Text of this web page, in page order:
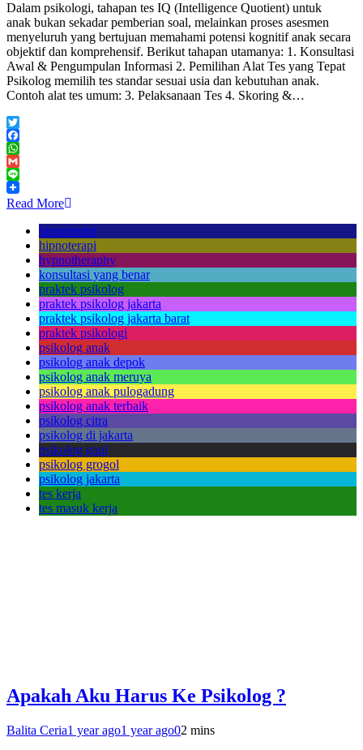
Dalam psikologi, tahapan tes IQ (Intelligence Quotient) untuk
anak bukan sekadar pemberian soal, melainkan proses asesmen
menyeluruh yang bertujuan memahami potensi kognitif anak secara
objektif dan komprehensif. Berikut tahapan utamanya: 1. Konsultasi
Awal & Pengumpulan Informasi 2. Pemilihan Alat Tes yang Tepat
Psikolog memilih tes standar sesuai usia dan kebutuhan anak.
Contoh alat tes umum: 3. Pelaksanaan Tes 4. Skoring &…
Twitter
Facebook
WhatsApp
Gmail
Line
Read More
hipnoterapi
hipnoterapi
hypnotheraphy
konsultasi yang benar
praktek psikolog
praktek psikolog jakarta
praktek psikolog jakarta barat
praktek psikologi
psikolog anak
psikolog anak depok
psikolog anak meruya
psikolog anak pulogadung
psikolog anak terbaik
psikolog citra
psikolog di jakarta
psikolog gaul
psikolog grogol
psikolog jakarta
tes kerja
tes masuk kerja
Apakah Aku Harus Ke Psikolog ?
Balita Ceria1 year ago1 year ago02 mins